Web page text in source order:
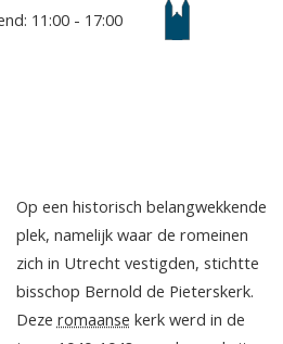
11:00 - 17:00
Op een historisch belangwekkende
plek, namelijk waar de romeinen
zich in Utrecht vestigden, stichtte
bisschop Bernold de Pieterskerk.
Deze romaanse kerk werd in de